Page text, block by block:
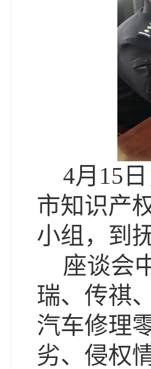
4月 15
市知识产
小组，到
座谈会
瑞、传祺
汽车修理
劣、侵权